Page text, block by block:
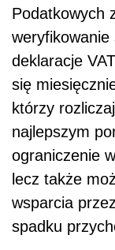
Podatkowych
deklaracje
się
którzy
najlepszym
ograniczenie
lecz także
wsparcia
spadku